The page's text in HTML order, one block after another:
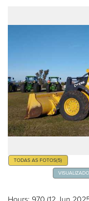
TODAS AS FOTOS(5)